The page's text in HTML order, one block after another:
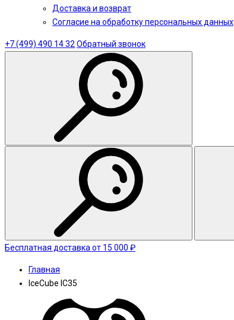
Доставка и возврат
Согласие на обработку персональных данных
+7 (499) 490 14 32 Обратный звонок
Бесплатная доставка от 15 000 ₽
Главная
IceCube IC35